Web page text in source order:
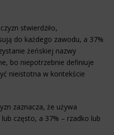
stwierdziło,
do każdego zawodu, a 37%
żeńskiej nazwy
bo niepotrzebnie definiuje
nieistotna w kontekście
zaznacza, że używa
często, a 37% – rzadko lub